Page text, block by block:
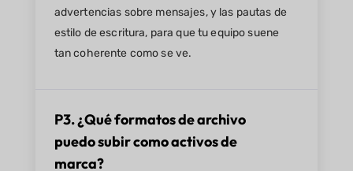
advertencias sobre mensajes, y las pautas de
estilo de escritura, para que tu equipo suene
tan coherente como se ve.
P3. ¿Qué formatos de archivo
puedo subir como activos de
marca?